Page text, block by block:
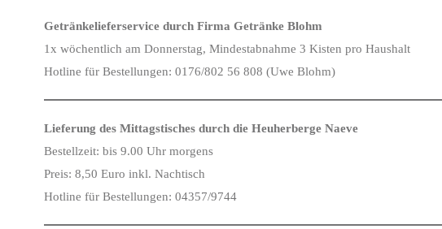
Getränkelieferservice durch Firma Getränke Blohm
1x wöchentlich am Donnerstag, Mindestabnahme 3 Kisten pro Haushalt
Hotline für Bestellungen: 0176/802 56 808 (Uwe Blohm)
Lieferung des Mittagstisches durch die Heuherberge Naeve
Bestellzeit: bis 9.00 Uhr morgens
Preis: 8,50 Euro inkl. Nachtisch
Hotline für Bestellungen: 04357/9744